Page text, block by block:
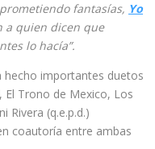
fantasías, Yo
quien dicen que
lo hacía”.
hecho importantes duetos
El Trono de Mexico, Los
Rivera (q.e.p.d.)
coautoría entre ambas